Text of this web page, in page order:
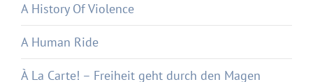
A History Of Violence
A Human Ride
À La Carte! – Freiheit geht durch den Magen